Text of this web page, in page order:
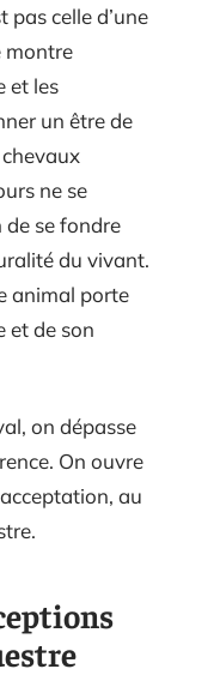
pas celle d’une
montre
et les
un être de
ne se
de se fondre
du vivant.
animal porte
et de son
on dépasse
On ouvre
au